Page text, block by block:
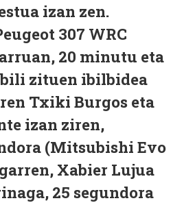
izan zen.
307 WRC
20 minutu eta
zituen ibilbidea
Txiki Burgos eta
izan ziren,
(Mitsubishi Evo
Xabier Lujua
25 segundora